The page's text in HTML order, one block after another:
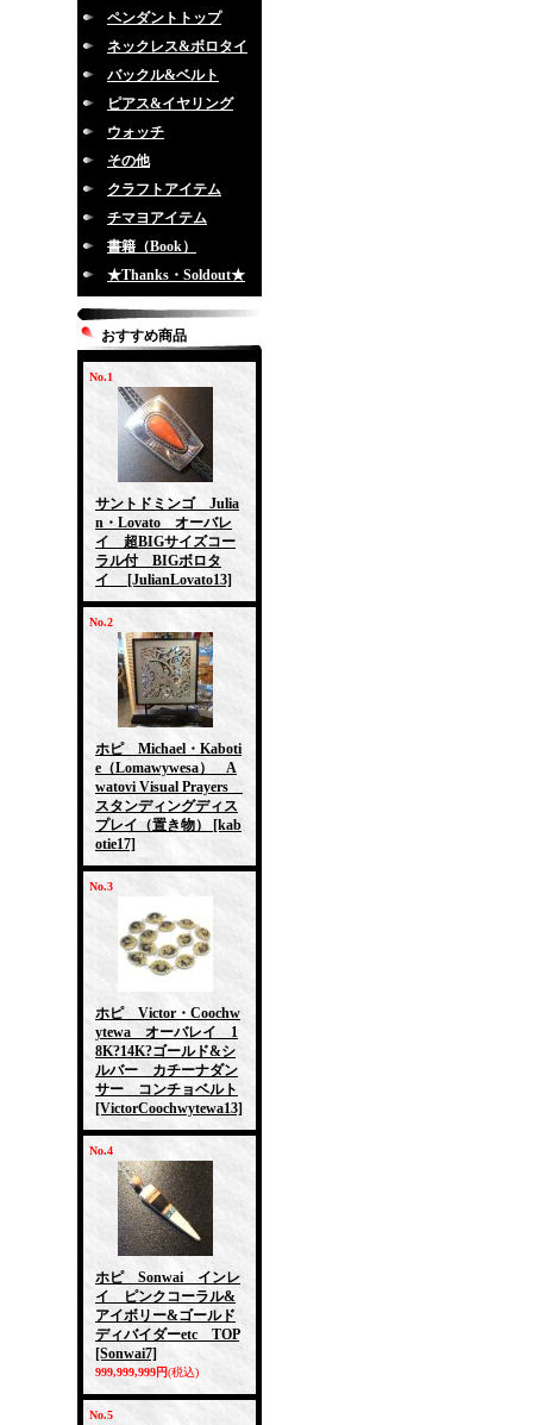
ペンダントトップ
ネックレス&ボロタイ
バックル&ベルト
ピアス&イヤリング
ウォッチ
その他
クラフトアイテム
チマヨアイテム
書籍（Book）
★Thanks・Soldout★
おすすめ商品
No.1
サントドミンゴ Julia
n・Lovato オーバレ
イ 超BIGサイズコー
ラル付 BIGボロタ
イ
[JulianLovato13]
No.2
ホピ Michael・Kaboti
e（Lomawywesa） A
watovi Visual Prayers
スタンディングディス
プレイ（置き物）
[kab
otie17]
No.3
ホピ Victor・Coochw
ytewa オーバレイ 1
8K?14K?ゴールド&シ
ルバー カチーナダン
サー コンチョベルト
[VictorCoochwytewa13]
No.4
ホピ Sonwai インレ
イ ピンクコーラル&
アイボリー&ゴールド
ディバイダーetc TOP
[Sonwai7]
999,999,999円(税込)
No.5